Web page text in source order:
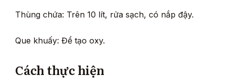
Thùng chứa: Trên 10 lít, rửa sạch, có nắp đậy.
Que khuấy: Để tạo oxy.
Cách thực hiện